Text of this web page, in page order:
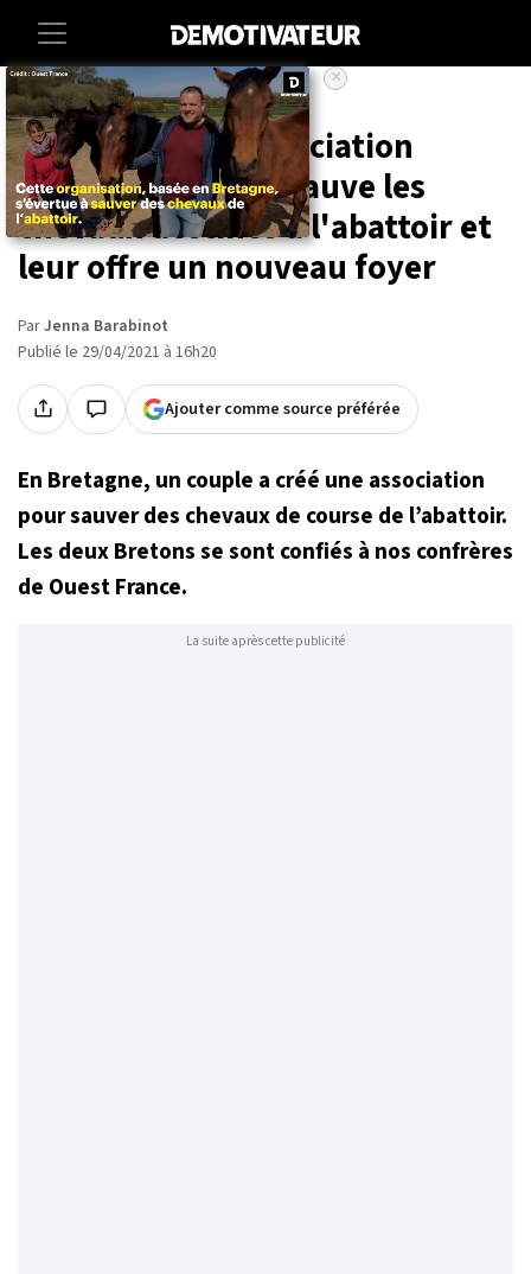
Accueil Societe Animaux
En Bretagne, l'association
Trotteur For Ever sauve les
chevaux destinés à l'abattoir et
leur offre un nouveau foyer
ParJenna Barabinot
Publié le 29/04/2021 à 16h20
Ajouter comme source préférée
×
En Bretagne, un couple a créé une association
pour sauver des chevaux de course de l’abattoir.
Les deux Bretons se sont confiés à nos confrères
de Ouest France.
La suite après cette publicité